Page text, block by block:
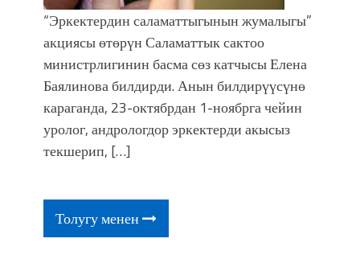
“Эркектердин саламаттыгынын жумалыгы”
акциясы өтөрүн Саламаттык сактоо
министрлигинин басма сөз катчысы Елена
Баялинова билдирди. Анын билдирүүсүнө
караганда, 23-октябрдан 1-ноябрга чейин
уролог, андрологдор эркектерди акысыз
текшерип, […]
Толугу менен